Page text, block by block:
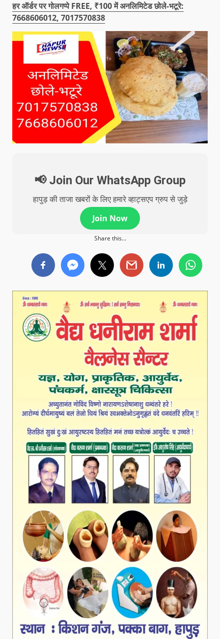
हर ऑर्डर पर गोलगप्पे FREE, ₹100 में अनलिमिटेड छोले-भटूरे:
7668606012, 7017570838
📢 Join Our WhatsApp Group
हापुड़ की ताजा खबरों के लिए हमारे व्हाट्सएप ग्रुप से जुड़े
Join Now
Share this...